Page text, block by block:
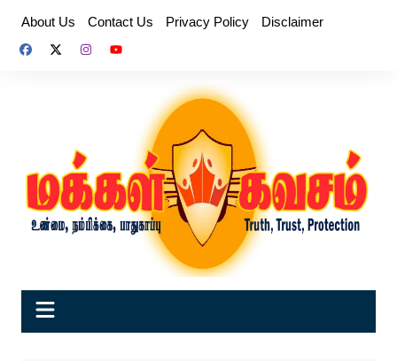
content
About Us Contact Us Privacy Policy Disclaimer